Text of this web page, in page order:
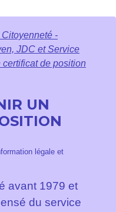
-
JDC et Service
de position
UN
légale et
avant 1979 et
du service